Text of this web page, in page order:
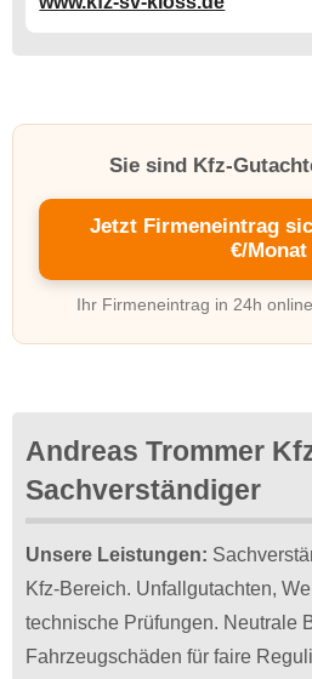
Sie sind Kfz-
Jetzt Firmeneintrag
€/Monat
Ihr Firmeneintrag in 24h
Andreas Trommer
Sachverständiger
Unsere Leistungen:
Kfz-Bereich. Unfallgutachten,
technische Prüfungen. Neutrale
Fahrzeugschäden für faire